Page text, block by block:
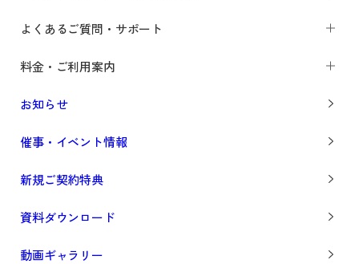
よくあるご質問・サポート
料金・ご利用案内
お知らせ
催事・イベント情報
新規ご契約特典
資料ダウンロード
動画ギャラリー